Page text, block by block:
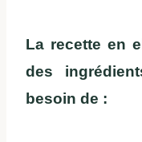
La recette en
des
besoin de :